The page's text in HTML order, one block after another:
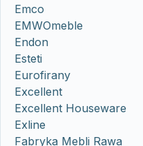
Emco
EMWOmeble
Endon
Esteti
Eurofirany
Excellent
Excellent Houseware
Exline
Fabryka Mebli Rawa